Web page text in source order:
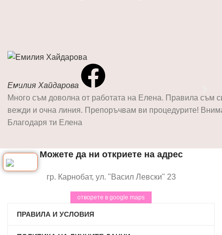
Емилия Хайдарова
Много съм доволна от работата на Елена. Правила съм
вежди и очна линия. Препоръчвам ви процедурите!
Благодаря ти Елена
Можете да ни откриете на адрес
гр. Карнобат, ул. "Васил Левски" 23
отворете в google maps
ПРАВИЛА И УСЛОВИЯ